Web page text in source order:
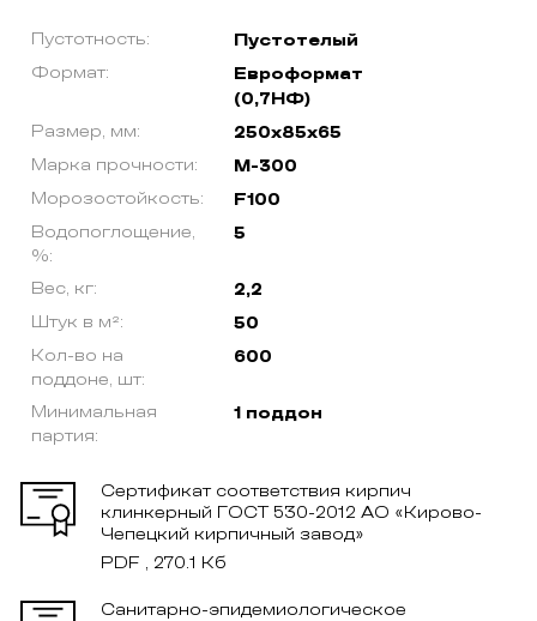
Пустотность: Пустотелый
Формат:
Евроформат
(0,7НФ)
Размер, мм: 250х85х65
Марка прочности: М-300
Морозостойкость: F100
Водопоглощение,
%:
5
Вес, кг: 2,2
Штук в м²: 50
Кол-во на
поддоне, шт:
600
Минимальная
партия:
1 поддон
Сертификат соответствия кирпич
клинкерный ГОСТ 530-2012 АО «Кирово-
Чепецкий кирпичный завод»
PDF , 270.1 Кб
Санитарно-эпидемиологическое